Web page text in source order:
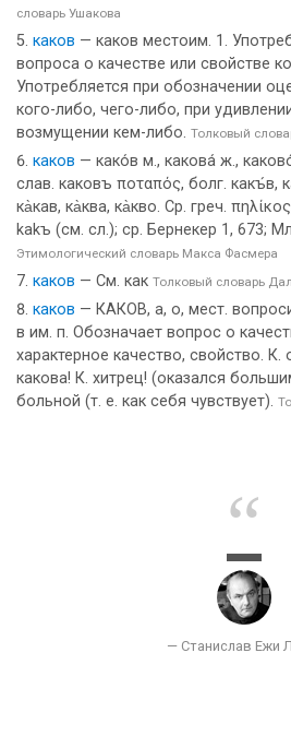
словарь Ушакова
каков — каков местоим. 1.
вопроса о качестве или свойстве
Употребляется при обозначении
кого-либо, чего-либо, при
возмущении кем-либо. Толковый
каков — како́в м., какова́ ж.,
слав. каковъ ποταπός, болг. какъ́в,
ка̀кав, ка̀ква, ка̀кво. Ср. греч.
kakъ (см. сл.); ср. Бернекер 1, 673;
Этимологический словарь Макса Фасмера
каков — См. как Толковый словарь
каков — КАКОВ, а, о, мест.
в им. п. Обозначает вопрос о
характерное качество, свойство.
какова! К. хитрец! (оказался
больной (т. е. как себя чувствует).